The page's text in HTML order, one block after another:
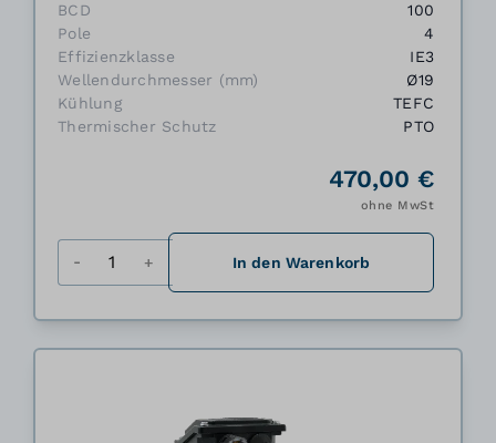
BCD
100
Pole
4
Effizienzklasse
IE3
Wellendurchmesser (mm)
Ø19
Kühlung
TEFC
Thermischer Schutz
PTO
470,00 €
ohne MwSt
In den Warenkorb